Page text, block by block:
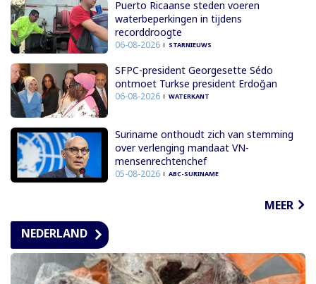
Puerto Ricaanse steden voeren
waterbeperkingen in tijdens
recorddroogte
06-08-2026 STARNIEUWS
SFPC-president Georgesette Sédo
ontmoet Turkse president Erdoğan
06-08-2026 WATERKANT
Suriname onthoudt zich van stemming
over verlenging mandaat VN-
mensenrechtenchef
05-08-2026 ABC-SURINAME
MEER
NEDERLAND